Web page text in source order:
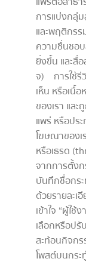
การแบ่งกลุ่
และพฤติกรร
ความชื่นชอ
ยิ่งขึ้น และสื่
จ) การใช้รี
เห็น หรือเนื้
ของเรา แล
แพร่ หรือปร
โฆษณาของ
หรือเธรด
จากการตั้งก
บันทึกชื่อกระ
ด้วยรายละเ
เข้าใจ “ผู้ใช้
เลือกหรือปรั
สะท้อนกิจกร
โพสต์บนกระ